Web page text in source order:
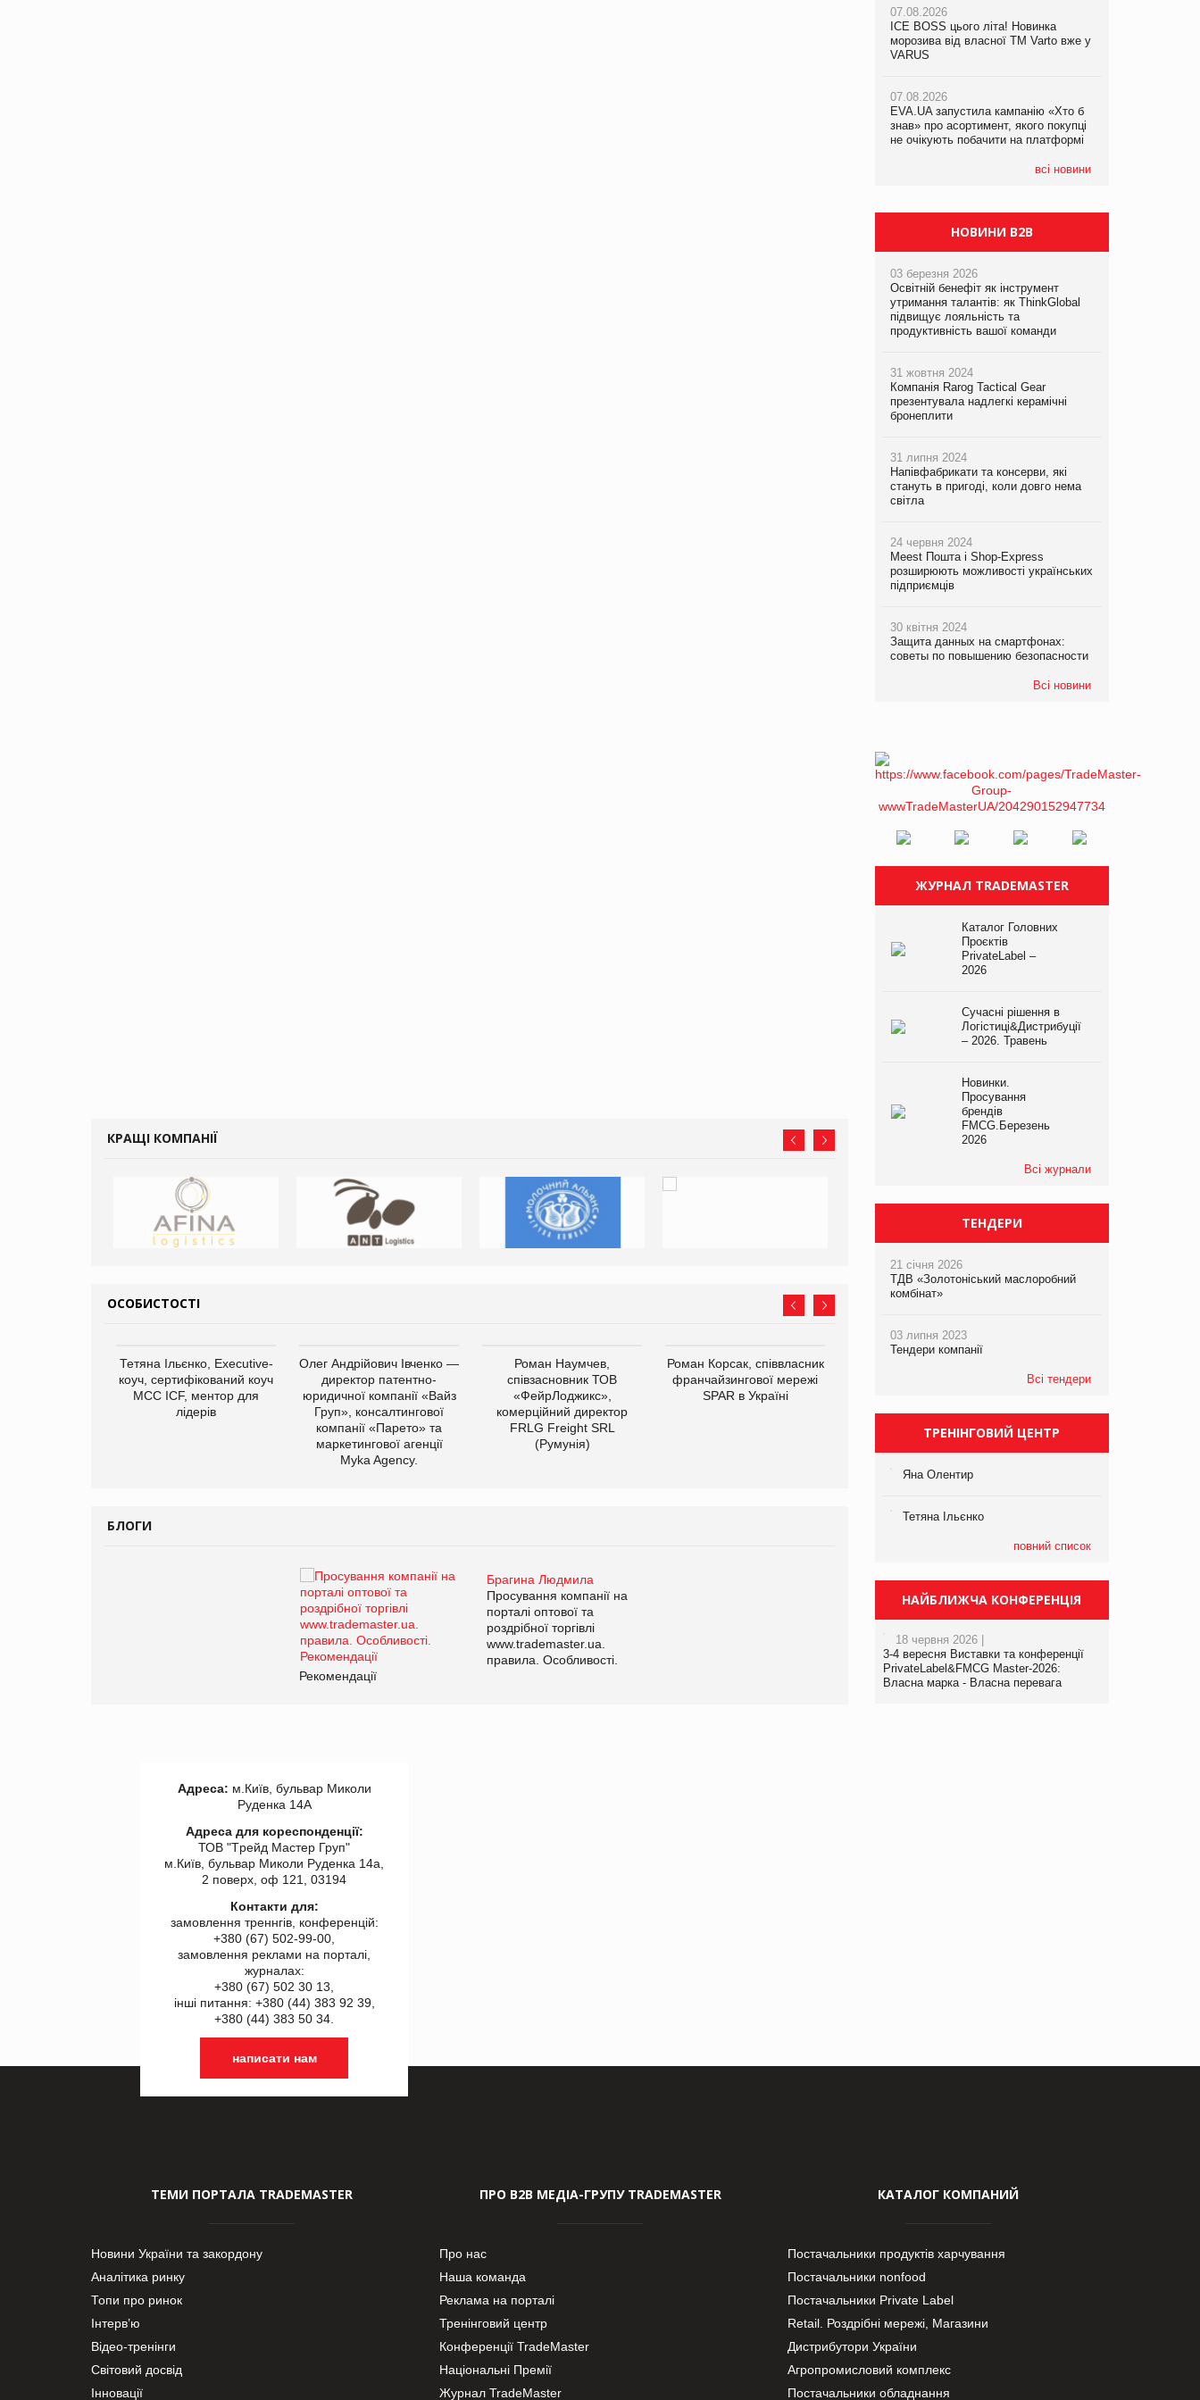
КРАЩІ КОМПАНІЇ
ОСОБИСТОСТІ
Тетяна Ільєнко, Executive-
коуч, сертифікований коуч
МСС ICF, ментор для
лідерів
Олег Андрійович Івченко —
директор патентно-
юридичної компанії «Вайз
Груп», консалтингової
компанії «Парето» та
маркетингової агенції
Myka Agency.
Роман Наумчев,
співзасновник ТОВ
«ФейрЛоджикс»,
комерційний директор
FRLG Freight SRL
(Румунія)
Роман Корсак, співвласник
франчайзингової мережі
SPAR в Україні
виробництва
компанії «УкраМарин»
БЛОГИ
Брагина Людмила
Просування компанії на
порталі оптової та
роздрібної торгівлі
www.trademaster.ua.
правила. Особливості.
Рекомендації
Брагина Людмила
Просування компанії на
www.trademaster.ua.
правила. Особливості.
07.08.2026
ICE BOSS цього літа! Новинка
морозива від власної ТМ Varto вже у
VARUS
07.08.2026
EVA.UA запустила кампанію «Хто б
знав» про асортимент, якого покупці
не очікують побачити на платформі
всі новини
06.08.2026
Смачна новинка для хвостатих: у
VARUS з’явилися паучі Varto Paw
05.08.2026
Мережа супермаркетів VARUS купує
мережу магазинів формату
компанія налічуватиме 374 магазини
07.08.2026
Франція заборонила рекламні дзвінки
НОВИНИ B2B
03 березня 2026
Освітній бенефіт як інструмент
утримання талантів: як ThinkGlobal
підвищує лояльність та
продуктивність вашої команди
31 жовтня 2024
Компанія Rarog Tactical Gear
презентувала надлегкі керамічні
бронеплити
31 липня 2024
Напівфабрикати та консерви, які
стануть в пригоді, коли довго нема
світла
24 червня 2024
Meest Пошта і Shop-Express
розширюють можливості українських
підприємців
30 квітня 2024
Защита данных на смартфонах:
советы по повышению безопасности
Всі новини
ЖУРНАЛ TRADEMASTER
Каталог Головних
Проєктів
PrivateLabel –
2026
Сучасні рішення в
Логістиці&Дистрибуції
– 2026. Травень
Новинки.
Просування
брендів
FMCG.Березень
2026
Всі журнали
ТЕНДЕРИ
21 січня 2026
ТДВ «Золотоніський маслоробний
комбінат»
03 липня 2023
Тендери компанії
Всі тендери
ТРЕНІНГОВИЙ ЦЕНТР
Яна Олентир
Тетяна Ільєнко
повний список
НАЙБЛИЖЧА КОНФЕРЕНЦІЯ
18 червня 2026 |
3-4 вересня Виставки та конференції
PrivateLabel&FMCG Master-2026:
Власна марка - Власна перевага
Адреса: м.Київ, бульвар Миколи
Руденка 14А
Адреса для кореспонденції:
ТОВ "Tрейд Мастер Груп"
м.Київ, бульвар Миколи Руденка 14а,
2 поверх, оф 121, 03194
Контакти для:
замовлення треннгів, конференцій:
+380 (67) 502-99-00,
замовлення реклами на порталі,
журналах:
+380 (67) 502 30 13,
інші питання: +380 (44) 383 92 39,
+380 (44) 383 50 34.
написати нам
ТЕМИ ПОРТАЛА TRADEMASTER
Новини України та закордону
Аналітика ринку
Топи про ринок
Інтерв’ю
Відео-тренінги
Світовий досвід
Інновації
ПРО В2В МЕДІА-ГРУПУ TRADEMASTER
Про нас
Наша команда
Реклама на порталі
Тренінговий центр
Конференції TradeMaster
Національні Премії
Журнал TradeMaster
КАТАЛОГ КОМПАНИЙ
Постачальники продуктів харчування
Постачальники nonfood
Постачальники Private Label
Retail. Роздрібні мережі, Магазини
Дистрибутори України
Агропромисловий комплекс
Постачальники обладнання